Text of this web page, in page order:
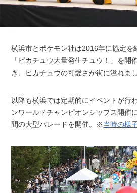
横浜市とポケモン社は2016年に協定を
「ピカチュウ大量発生チュウ！」を開
き、ピカチュウの可愛さが街に溢れまし
以降も横浜では定期的にイベントが行
ンワールドチャンピオンシップス開催
間の大型パレードを開催。※ 当時の様